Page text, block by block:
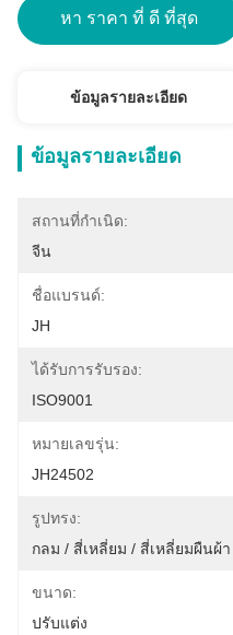
หา ราคา ที่ ดี ที่สุด
ข้อมูลรายละเอียด
ข้อมูลรายละเอียด
สถานที่กำเนิด:
จีน
ชื่อแบรนด์:
JH
ได้รับการรับรอง:
ISO9001
หมายเลขรุ่น:
JH24502
รูปทรง:
กลม / สี่เหลี่ยม / สี่เหลี่ยมผืนผ้
ขนาด:
ปรับแต่ง